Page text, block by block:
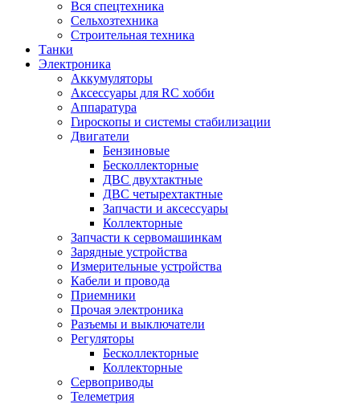
Вся спецтехника
Сельхозтехника
Строительная техника
Танки
Электроника
Аккумуляторы
Аксессуары для RC хобби
Аппаратура
Гироскопы и системы стабилизации
Двигатели
Бензиновые
Бесколлекторные
ДВС двухтактные
ДВС четырехтактные
Запчасти и аксессуары
Коллекторные
Запчасти к сервомашинкам
Зарядные устройства
Измерительные устройства
Кабели и провода
Приемники
Прочая электроника
Разъемы и выключатели
Регуляторы
Бесколлекторные
Коллекторные
Сервоприводы
Телеметрия